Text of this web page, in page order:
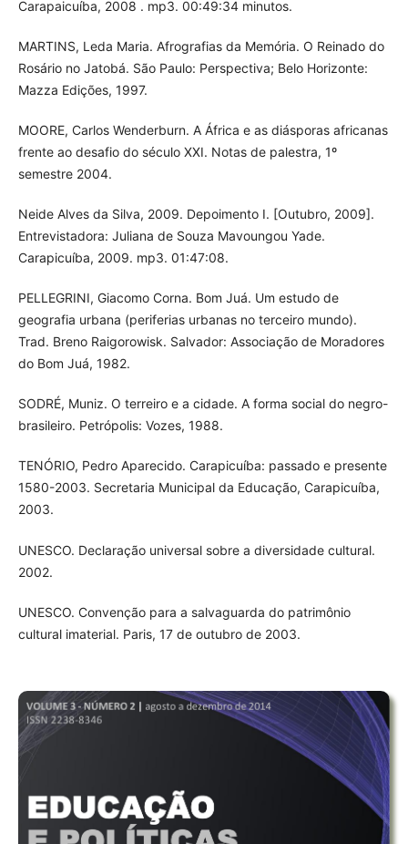
Carapaicuíba, 2008 . mp3. 00:49:34 minutos.
MARTINS, Leda Maria. Afrografias da Memória. O Reinado do
Rosário no Jatobá. São Paulo: Perspectiva; Belo Horizonte:
Mazza Edições, 1997.
MOORE, Carlos Wenderburn. A África e as diásporas africanas
frente ao desafio do século XXI. Notas de palestra, 1º
semestre 2004.
Neide Alves da Silva, 2009. Depoimento I. [Outubro, 2009].
Entrevistadora: Juliana de Souza Mavoungou Yade.
Carapicuíba, 2009. mp3. 01:47:08.
PELLEGRINI, Giacomo Corna. Bom Juá. Um estudo de
geografia urbana (periferias urbanas no terceiro mundo).
Trad. Breno Raigorowisk. Salvador: Associação de Moradores
do Bom Juá, 1982.
SODRÉ, Muniz. O terreiro e a cidade. A forma social do negro-
brasileiro. Petrópolis: Vozes, 1988.
TENÓRIO, Pedro Aparecido. Carapicuíba: passado e presente
1580-2003. Secretaria Municipal da Educação, Carapicuíba,
2003.
UNESCO. Declaração universal sobre a diversidade cultural.
2002.
UNESCO. Convenção para a salvaguarda do patrimônio
cultural imaterial. Paris, 17 de outubro de 2003.